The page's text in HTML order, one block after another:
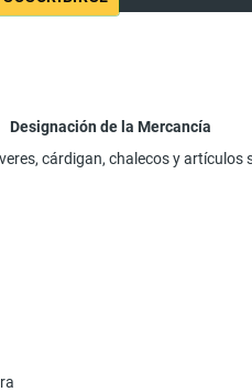
Designación de la Mercancía
cárdigan, chalecos y artículos